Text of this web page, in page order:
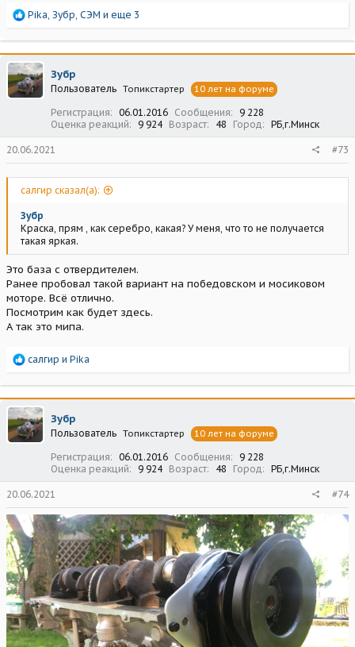
Р
а
к
ц
и
и
Pika Зубр СЭМ и еще 3
Зубр
Пользователь Топикстартер 10 лет на форуме
Регистрация 06.01.2016 Сообщения
9 228
Оценка реакций
9 924 Возраст 48 Город РБ,г.Минск
20.06.2021 #73
салгир сказал(а):
Зубр
Краска, прям , как серебро, какая? У меня, что то не получается
такая яркая.
Это база с отвердителем.
Ранее пробовал такой вариант на победовском и мосиковом
моторе. Всё отлично.
Посмотрим как будет здесь.
А так это мипа.
Р
а
к
ц
и
и
салгир и Pika
Зубр
Пользователь Топикстартер 10 лет на форуме
Регистрация 06.01.2016 Сообщения
9 228
Оценка реакций
9 924 Возраст 48 Город РБ,г.Минск
20.06.2021 #74